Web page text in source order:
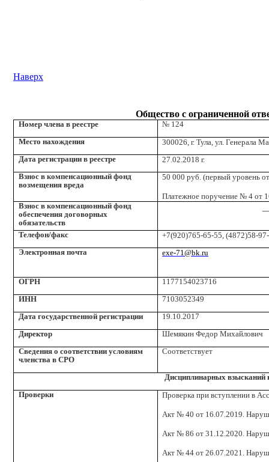
Наверх
Общество с ограниченной
Номер члена в реестре
№ 124
Место нахождения
300026, г. Тула, ул. Генерала
Дата регистрации в реестре
27.02.2018 г.
Взнос в компенсационный фонд
возмещения вреда
50 000 руб. (первый уровень
Платежное поручение № 4 от
Взнос в компенсационный фонд
обеспечения договорных
обязательств
Телефон/факс
+7(920)765-65-55, (4872)58-
Электронная почта
exe-71@bk.ru
ОГРН
1177154023716
ИНН
7103052349
Дата государственной регистрации
19.10.2017
Директор
Шемякин Федор Михайлович
Сведения о соответствии условиям
членства в СРО
Соответствует
Дисциплинарных взысканий
Проверки
Проверка при вступлении в
Акт № 40 от 16.07.2019.
Акт № 86 от 31.12.2020.
Акт № 44 от 26.07.2021.